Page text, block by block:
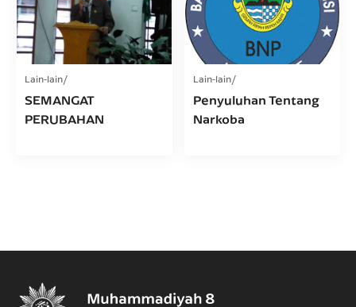
Lain-lain
SEMANGAT
PERUBAHAN
Lain-lain
Penyuluhan Tentang
Narkoba